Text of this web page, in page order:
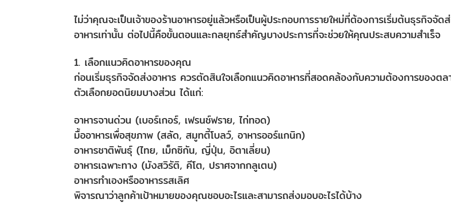
ไม่ว่าคุณจะเป็นเจ้าของร้านอาหารอยู่แล้วหรือเป็นผู้ประกอบการรายใหม่ที่ต้องการเริ่มต้นธุรกิจจัด
อาหารเท่านั้น ต่อไปนี้คือขั้นตอนและกลยุทธ์สำคัญบางประการที่จะช่วยให้คุณประสบความสำเร็จ
1. เลือกแนวคิดอาหารของคุณ
ก่อนเริ่มธุรกิจจัดส่งอาหาร ควรตัดสินใจเลือกแนวคิดอาหารที่สอดคล้องกับความต้องการของตล
ตัวเลือกยอดนิยมบางส่วน ได้แก่:
อาหารจานด่วน (เบอร์เกอร์, เฟรนช์ฟราย, ไก่ทอด)
มื้ออาหารเพื่อสุขภาพ (สลัด, สมูทตี้โบลว์, อาหารออร์แกนิก)
อาหารชาติพันธุ์ (ไทย, เม็กซิกัน, ญี่ปุ่น, อิตาเลี่ยน)
อาหารเฉพาะทาง (มังสวิรัติ, คีโต, ปราศจากกลูเตน)
อาหารทำเองหรืออาหารรสเลิศ
พิจารณาว่าลูกค้าเป้าหมายของคุณชอบอะไรและสามารถส่งมอบอะไรได้บ้าง